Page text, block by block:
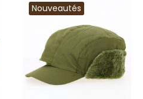
Nouveautés